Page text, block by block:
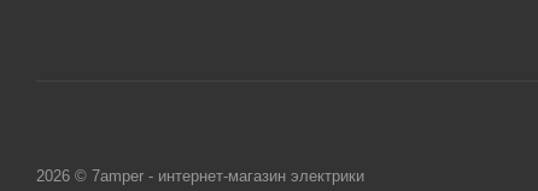
2026 © 7amper - интернет-магазин электрики